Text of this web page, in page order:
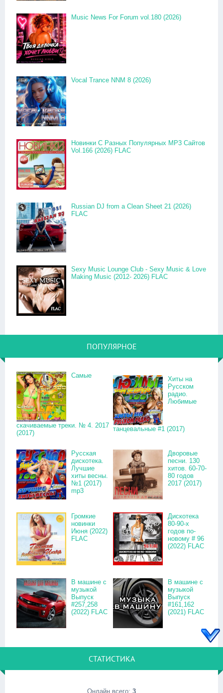
Music News For Forum vol.180 (2026)
Vocal Trance NNM 8 (2026)
Новинки С Разных Популярных MP3 Сайтов
Vol.166 (2026) FLAC
Russian DJ from a Clean Sheet 21 (2026)
FLAC
Sexy Music Lounge Club - Sexy Music & Love
Making Music (2012- 2026) FLAC
ПОПУЛЯРНОЕ
Самые
скачиваемые треки. № 4. 2017
(2017)
Хиты на
Русском
радио.
Любимые
танцевальные #1 (2017)
Русская
дискотека.
Лучшие
хиты весны.
№1 (2017)
mp3
Дворовые
песни. 130
хитов. 60-70-
80 годов
2017 (2017)
Громкие
новинки
Июня (2022)
FLAC
Дискотека
80-90-х
годов по-
новому # 96
(2022) FLAC
В машине с
музыкой
Выпуск
#257,258
(2022) FLAC
В машине с
музыкой
Выпуск
#161,162
(2021) FLAC
СТАТИСТИКА
Онлайн всего: 3